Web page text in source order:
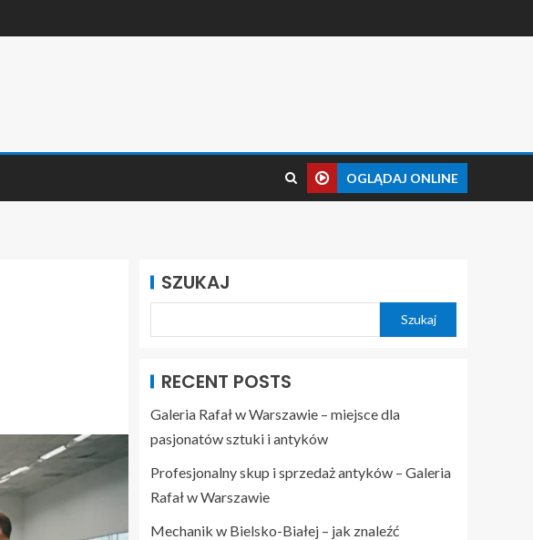
OGLĄDAJ ONLINE
SZUKAJ
Szukaj
RECENT POSTS
Galeria Rafał w Warszawie – miejsce dla
pasjonatów sztuki i antyków
Profesjonalny skup i sprzedaż antyków – Galeria
Rafał w Warszawie
Mechanik w Bielsko-Białej – jak znaleźć